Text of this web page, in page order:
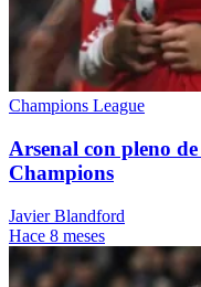
Champions League
Arsenal con pleno
Champions
Javier Blandford
Hace 8 meses